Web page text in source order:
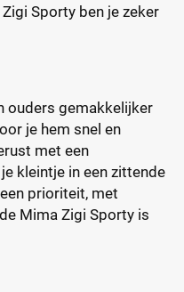
Sporty ben je zeker
ouders gemakkelijker
je hem snel en
met een
kleintje in een zittende
prioriteit, met
Mima Zigi Sporty is